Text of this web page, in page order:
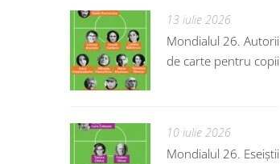
13 iulie 2026
Mondialul 26. Autorii
de carte pentru copii
10 iulie 2026
Mondialul 26. Eseiștii